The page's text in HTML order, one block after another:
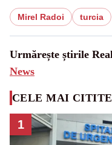
Mirel Radoi turcia
Urmărește știrile
News
CELE MAI CITITE
1